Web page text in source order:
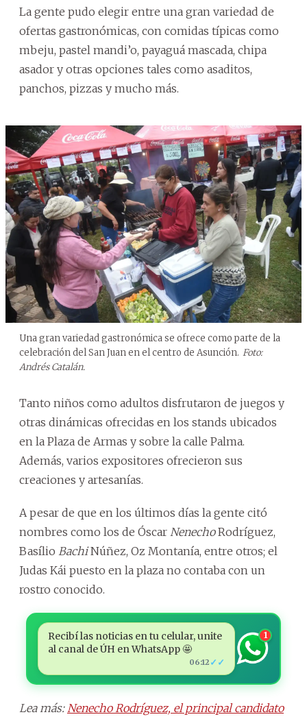
La gente pudo elegir entre una gran variedad de
ofertas gastronómicas, con comidas típicas como
mbeju, pastel mandi’o, payaguá mascada, chipa
asador y otras opciones tales como asaditos,
panchos, pizzas y mucho más.
Una gran variedad gastronómica se ofrece como parte de la
celebración del San Juan en el centro de Asunción. Foto:
Andrés Catalán.
Tanto niños como adultos disfrutaron de juegos y
otras dinámicas ofrecidas en los stands ubicados
en la Plaza de Armas y sobre la calle Palma.
Además, varios expositores ofrecieron sus
creaciones y artesanías.
A pesar de que en los últimos días la gente citó
nombres como los de Óscar NenechoRodríguez,
Basílio BachiNúñez, Oz Montanía, entre otros; el
Judas Kái puesto en la plaza no contaba con un
rostro conocido.
Recibí las noticias en tu celular, unite
al canal de ÚH en WhatsApp 🤩
06:12 ✓✓
1
Lea más: Nenecho Rodríguez, el principal candidato